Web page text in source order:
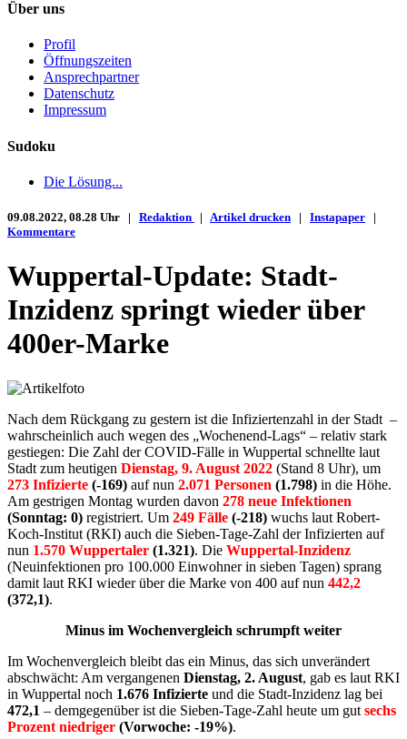
Über uns
Profil
Öffnungszeiten
Ansprechpartner
Datenschutz
Impressum
Sudoku
Die Lösung...
09.08.2022, 08.28 Uhr | Redaktion | Artikel drucken | Instapaper |
Kommentare
Wuppertal-Update: Stadt-
Inzidenz springt wieder über
400er-Marke
Nach dem Rückgang zu gestern ist die Infiziertenzahl in der Stadt –
wahrscheinlich auch wegen des „Wochenend-Lags“ – relativ stark
gestiegen: Die Zahl der COVID-Fälle in Wuppertal schnellte laut
Stadt zum heutigen Dienstag, 9. August 2022 (Stand 8 Uhr), um
273 Infizierte (-169) auf nun 2.071 Personen (1.798) in die Höhe.
Am gestrigen Montag wurden davon 278 neue Infektionen
(Sonntag: 0) registriert. Um 249 Fälle (-218) wuchs laut Robert-
Koch-Institut (RKI) auch die Sieben-Tage-Zahl der Infizierten auf
nun 1.570 Wuppertaler (1.321). Die Wuppertal-Inzidenz
(Neuinfektionen pro 100.000 Einwohner in sieben Tagen) sprang
damit laut RKI wieder über die Marke von 400 auf nun 442,2
(372,1).
Minus im Wochenvergleich schrumpft weiter
Im Wochenvergleich bleibt das ein Minus, das sich unverändert
abschwächt: Am vergangenen Dienstag, 2. August, gab es laut RKI
in Wuppertal noch 1.676 Infizierte und die Stadt-Inzidenz lag bei
472,1 – demgegenüber ist die Sieben-Tage-Zahl heute um gut sechs
Prozent niedriger (Vorwoche: -19%).